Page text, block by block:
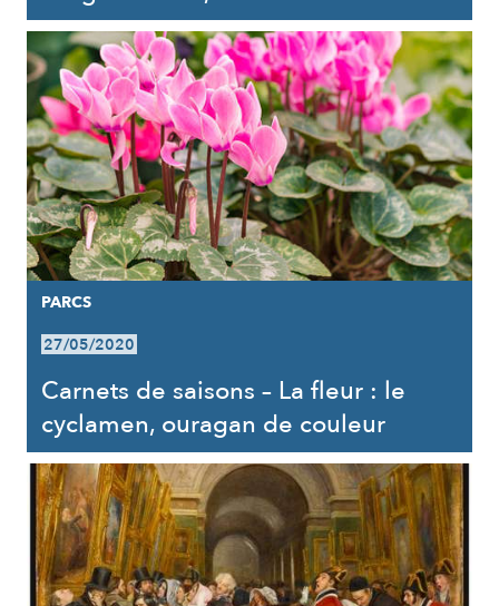
PARCS
27/05/2020
Carnets de saisons – La fleur : le
cyclamen, ouragan de couleur